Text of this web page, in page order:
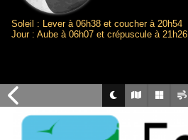
Soleil : Lever à 06h38 et coucher à 20h54
Jour : Aube à 06h07 et crépuscule à 21h26